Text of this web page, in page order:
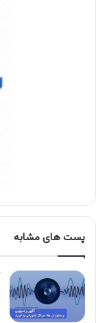
پست های مشابه